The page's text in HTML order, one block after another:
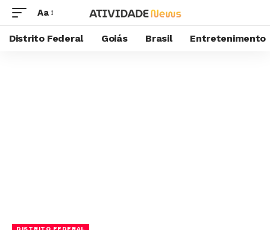
Aa
Distrito Federal Goiás Brasil Entretenimento
DISTRITO FEDERAL